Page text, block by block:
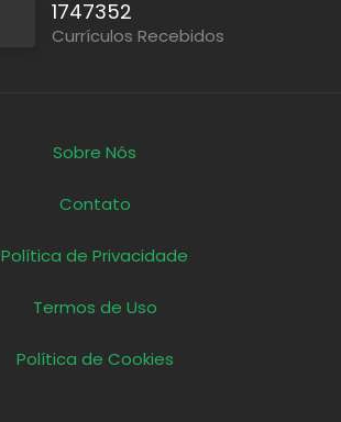
1747352
Currículos Recebidos
Sobre Nós
Contato
Política de Privacidade
Termos de Uso
Política de Cookies